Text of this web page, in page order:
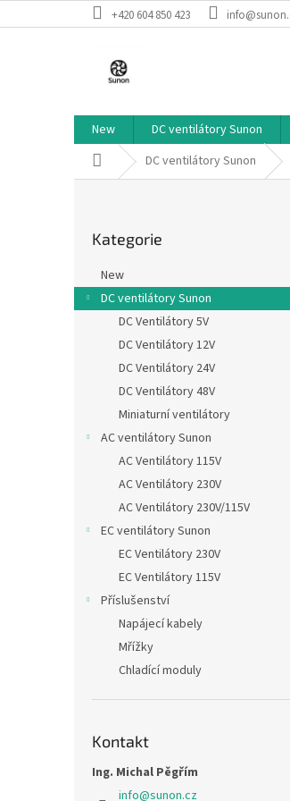
na
+420 604 850 423
New DC ventilátory Sunon
Domů DC ventilátory Sunon
a
n
kategorie
Kategorie
New
DC ventilátory Sunon
DC Ventilátory 5V
DC Ventilátory 12V
DC Ventilátory 24V
DC Ventilátory 48V
Miniaturní ventilátory
AC ventilátory Sunon
AC Ventilátory 115V
AC Ventilátory 230V
AC Ventilátory 230V/115V
EC ventilátory Sunon
EC Ventilátory 230V
EC Ventilátory 115V
Příslušenství
Napájecí kabely
Mřížky
Chladící moduly
Kontakt
Ing. Michal Pěgřím
info@sunon.cz